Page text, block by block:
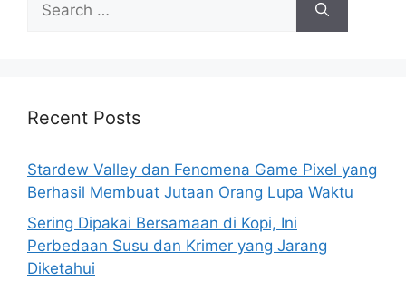
h
r
:
Recent Posts
Stardew Valley dan Fenomena Game Pixel yang
Berhasil Membuat Jutaan Orang Lupa Waktu
Sering Dipakai Bersamaan di Kopi, Ini
Perbedaan Susu dan Krimer yang Jarang
Diketahui